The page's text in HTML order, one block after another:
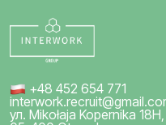
+48 452 654 771
ул. Mikołaja Kopernika 18H,